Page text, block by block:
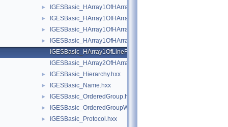
► IGESBasic_HArray1OfHArray1OfInteger.hxx
► IGESBasic_HArray1OfHArray1OfReal.hxx
► IGESBasic_HArray1OfHArray1OfXY.hxx
►
IGESBasic_HArray1OfHArray1OfXYZ.hxx
IGESBasic_HArray1OfLineFontEntity.hxx
IGESBasic_HArray2OfHArray1OfReal.hxx
► IGESBasic_Hierarchy.hxx
► IGESBasic_Name.hxx
► IGESBasic_OrderedGroup.hxx
► IGESBasic_OrderedGroupWithoutBackP.hxx
► IGESBasic_Protocol.hxx